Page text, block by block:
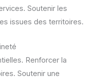
Soutenir les
issues des territoires.
Renforcer la
Soutenir une